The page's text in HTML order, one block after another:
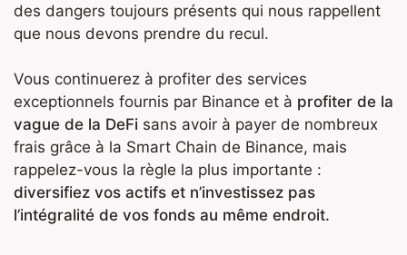
des dangers toujours présents qui nous rappellent
que nous devons prendre du recul.
Vous continuerez à profiter des services
exceptionnels fournis par Binance et à profiter de la
vague de la DeFi sans avoir à payer de nombreux
frais grâce à la Smart Chain de Binance, mais
rappelez-vous la règle la plus importante :
diversifiez vos actifs et n’investissez pas
l’intégralité de vos fonds au même endroit.